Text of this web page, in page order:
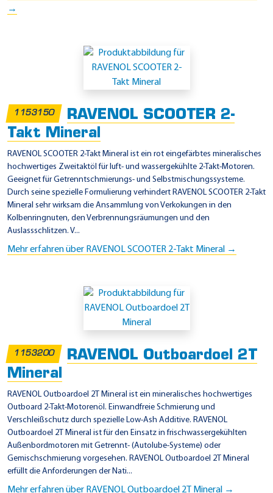
→
1153150
RAVENOL SCOOTER 2-
Takt Mineral
RAVENOL SCOOTER 2-Takt Mineral ist ein rot eingefärbtes mineralisches
hochwertiges Zweitaktöl für luft- und wassergekühlte 2-Takt-Motoren.
Geeignet für Getrenntschmierungs- und Selbstmischungssysteme.
Durch seine spezielle Formulierung verhindert RAVENOL SCOOTER 2-Takt
Mineral sehr wirksam die Ansammlung von Verkokungen in den
Kolbenringnuten, den Verbrennungsräumungen und den
Auslassschlitzen. V...
Mehr erfahren über RAVENOL SCOOTER 2-Takt Mineral →
1153200
RAVENOL Outboardoel 2T
Mineral
RAVENOL Outboardoel 2T Mineral ist ein mineralisches hochwertiges
Outboard 2-Takt-Motorenöl. Einwandfreie Schmierung und
Verschleißschutz durch spezielle Low-Ash Additive. RAVENOL
Outboardoel 2T Mineral ist für den Einsatz in frischwassergekühlten
Außenbordmotoren mit Getrennt- (Autolube-Systeme) oder
Gemischschmierung vorgesehen. RAVENOL Outboardoel 2T Mineral
erfüllt die Anforderungen der Nati...
Mehr erfahren über RAVENOL Outboardoel 2T Mineral →